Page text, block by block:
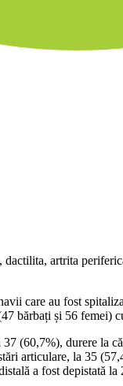
artrita
care au fost
bărbați și 56 femei)
(60,7%), durere la
articulare, la 35
a fost depistată